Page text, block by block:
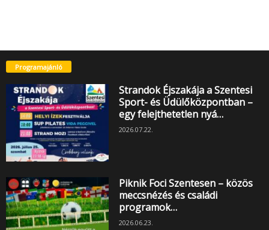
Programajánló
Strandok Éjszakája a Szentesi
Sport- és Üdülőközpontban –
egy felejthetetlen nyá…
2026.07.22.
Piknik Foci Szentesen – közös
meccsnézés és családi
programok…
2026.06.23.